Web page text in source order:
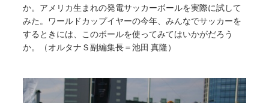
か。アメリカ生まれの発電サッカーボールを実際に試して
みた。ワールドカップイヤーの今年、みんなでサッカーを
するときには、このボールを使ってみてはいかがだろう
か。（オルタナＳ副編集長＝池田 真隆）